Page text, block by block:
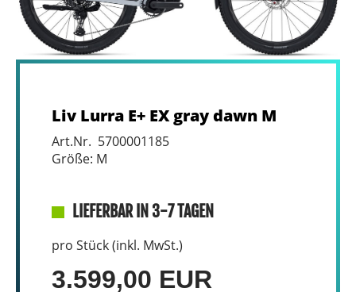
Liv Lurra E+ EX gray dawn M
Art.Nr. 5700001185
Größe: M
LIEFERBAR IN 3-7 TAGEN
pro Stück (inkl. MwSt.)
3.599,00 EUR